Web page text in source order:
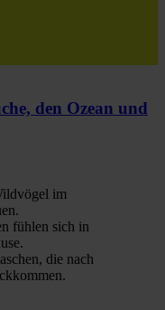
den Ozean und
im
fühlen sich in
die nach